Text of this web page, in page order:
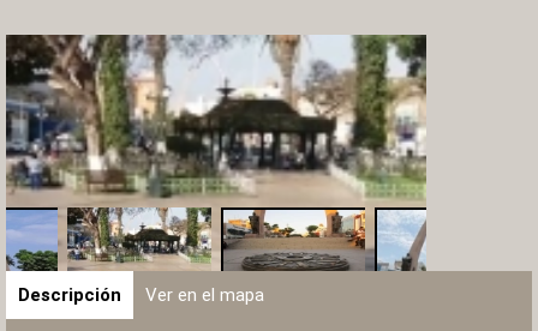
Descripción Ver en el mapa